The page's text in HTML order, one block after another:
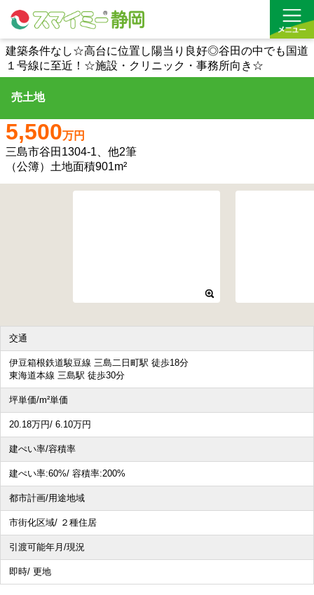
お気に入り
沿線から探す(借りる)
その他、こだわり条件で探す
建築条件なし☆高台に位置し陽当り良好◎谷田の中でも国道
１号線に至近！☆施設・クリニック・事務所向き☆
売土地
5,500万円
三島市谷田1304-1、他2筆
（公簿）土地面積901m²
交通
伊豆箱根鉄道駿豆線 三島二日町駅 徒歩18分
東海道本線 三島駅 徒歩30分
坪単価/m²単価
20.18万円/ 6.10万円
建ぺい率/容積率
建ぺい率:60%/ 容積率:200%
都市計画/用途地域
市街化区域/ ２種住居
引渡可能年月/現況
即時/ 更地